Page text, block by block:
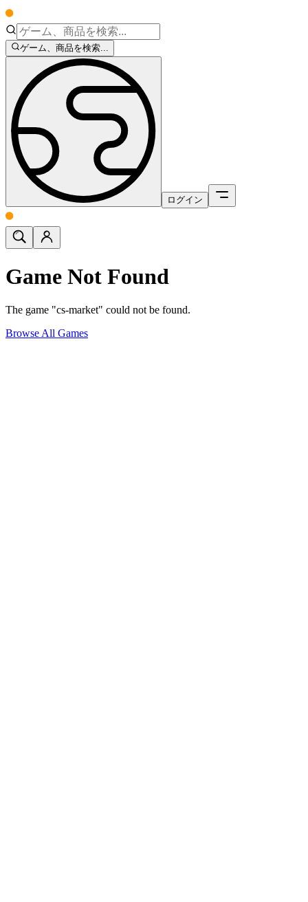
ゲーム、商品を検索...
ログイン
Game Not Found
The game "cs-market" could not be found.
Browse All Games